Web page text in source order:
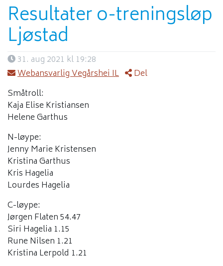
Resultater o-treningsløp
Ljøstad
31. aug 2021 kl 19:28
Webansvarlig Vegårshei IL
Del
Småtroll:
Kaja Elise Kristiansen
Helene Garthus
N-løype:
Jenny Marie Kristensen
Kristina Garthus
Kris Hagelia
Lourdes Hagelia
C-løype:
Jørgen Flaten 54.47
Siri Hagelia 1.15
Rune Nilsen 1.21
Kristina Lerpold 1.21